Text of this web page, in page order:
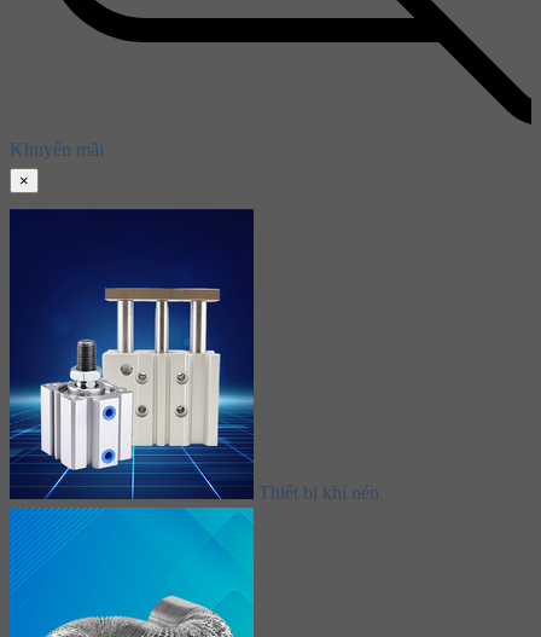
Khuyến mãi
×
Thiết bị khí nén